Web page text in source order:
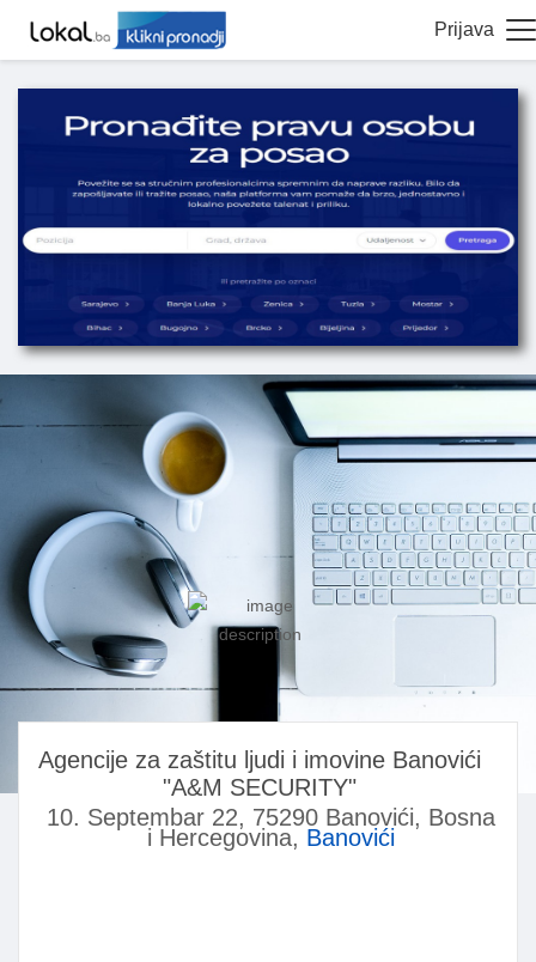
Prijava
Agencije za zaštitu ljudi i imovine Banovići
"A&M SECURITY"
10. Septembar 22, 75290 Banovići, Bosna
i Hercegovina, Banovići